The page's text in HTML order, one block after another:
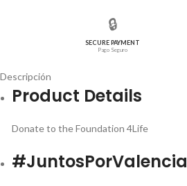
🔒
SECURE PAYMENT
Pago Seguro
Descripción
Product Details
Donate to the Foundation 4Life
#JuntosPorValencia